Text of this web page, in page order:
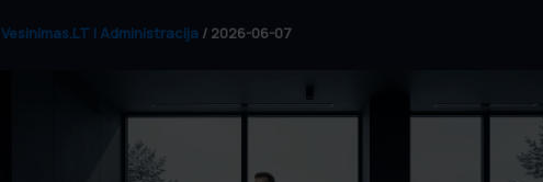
Vesinimas.LT | Administracija / 2026-06-07